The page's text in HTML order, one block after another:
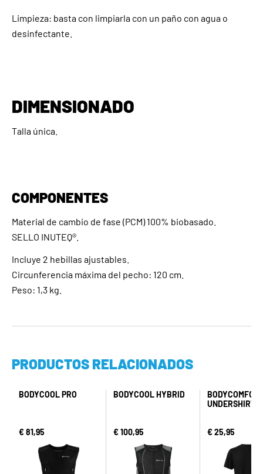
Limpieza: basta con limpiarla con un paño con agua o
desinfectante.
DIMENSIONADO
Talla única.
COMPONENTES
Material de cambio de fase (PCM) 100% biobasado.
SELLO INUTEQ®.
Incluye 2 hebillas ajustables.
Circunferencia máxima del pecho: 120 cm.
Peso: 1,3 kg.
PRODUCTOS RELACIONADOS
BODYCOOL PRO
€ 81,95
BODYCOOL HYBRID
€ 100,95
UNDERSHIRT
€ 25,95